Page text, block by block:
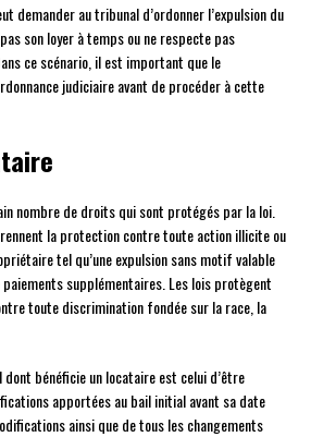
demander au tribunal d’ordonner l’expulsion du
son loyer à temps ou ne respecte pas
ce scénario, il est important que le
judiciaire avant de procéder à cette
nombre de droits qui sont protégés par la loi.
la protection contre toute action illicite ou
tel qu’une expulsion sans motif valable
paiements supplémentaires. Les lois protègent
toute discrimination fondée sur la race, la
bénéficie un locataire est celui d’être
apportées au bail initial avant sa date
ainsi que de tous les changements